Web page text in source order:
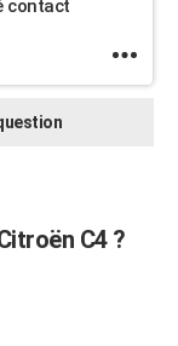
contact
C4 ?